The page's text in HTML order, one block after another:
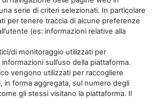
serie di criteri selezionati. In particolare
per tenere traccia di alcune preferenze
(es: informazioni relative alla
di monitoraggio utilizzati per
sull’uso della piattaforma.
vengono utilizzati per raccogliere
in forma aggregata, sul numero degli
gli stessi visitano la piattaforma. Il